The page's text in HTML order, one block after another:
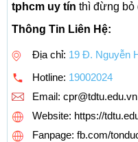
tphcm uy tín thì đừng bỏ
Thông Tin Liên Hệ:
Địa chỉ: 19 Đ. Nguyễn
Hotline: 19002024
Email: cpr@tdtu.edu.vn
Website: https://
Fanpage: fb.com/